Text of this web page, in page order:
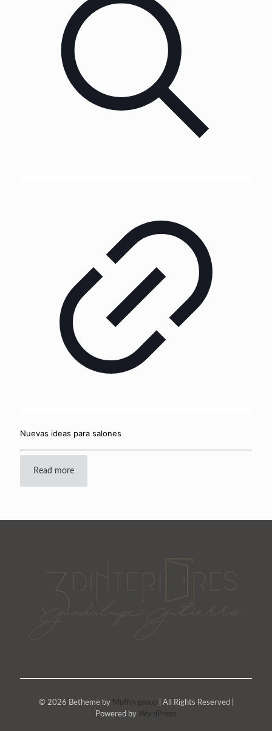
Nuevas ideas para salones
Read more
© 2026 Betheme by Muffin group | All Rights Reserved |
Powered by WordPress